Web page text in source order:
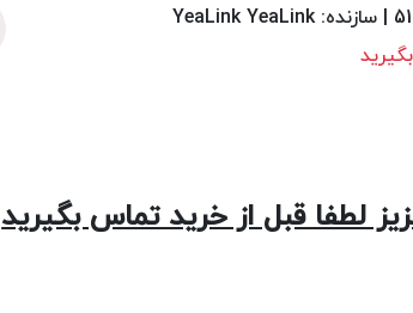
| سازنده: YeaLink YeaLink
لطفا قبل از خرید تماس بگیرید